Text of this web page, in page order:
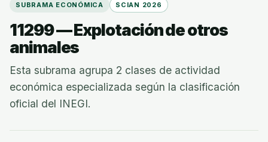
SUBRAMA ECONÓMICA SCIAN 2026
11299 — Explotación de otros
animales
Esta subrama agrupa 2 clases de actividad
económica especializada según la clasificación
oficial del INEGI.